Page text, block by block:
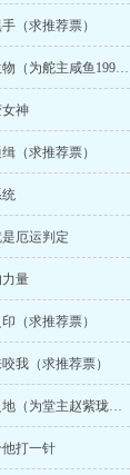
（求推荐票）
第六十三章 究极生物（为舵主咸鱼1999加更）
神
（求推荐票）
厄运判定
量
（求推荐票）
我（求推荐票）
第七十九章 埋骨之地（为堂主赵紫珑加更）
打一针